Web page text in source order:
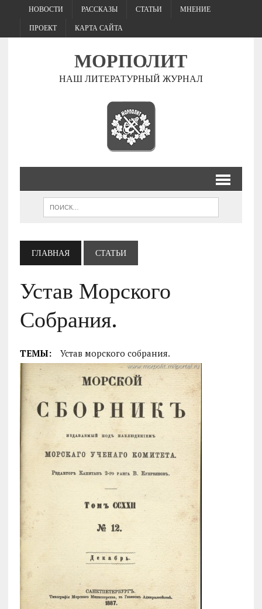
НОВОСТИ РАССКАЗЫ СТАТЬИ МНЕНИЕ
ПРОЕКТ КАРТА САЙТА
МОРПОЛИТ
НАШ ЛИТЕРАТУРНЫЙ ЖУРНАЛ
ГЛАВНАЯ СТАТЬИ
Устав Морского
Собрания.
ТЕМЫ: Устав морского собрания.